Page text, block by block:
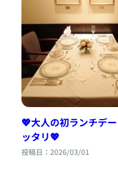
💖大人の初ランチデ
ッタリ💖
投稿日：2026/03/01